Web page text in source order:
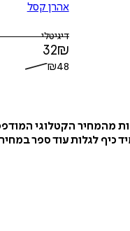
אהרן קסל
דיגיטלי
32₪
₪48
מהמחיר הקטלוגי
כיף לגלות עוד ספר